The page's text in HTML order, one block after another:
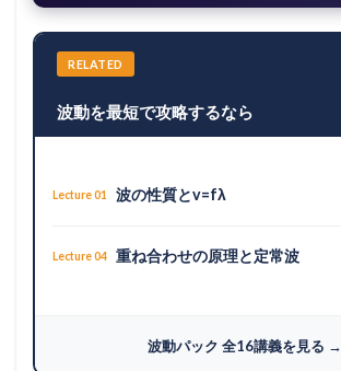
RELATED
波動を最短で攻略するなら
Lecture 01 波の性質とv=fλ
Lecture 04 重ね合わせの原理と定常波
波動パック 全16講義を見る →